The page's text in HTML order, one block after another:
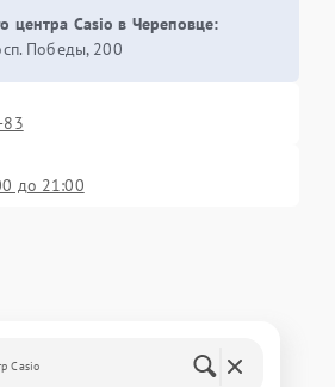
центра Casio в Череповце:
Победы, 200
83
до 21:00
Casio